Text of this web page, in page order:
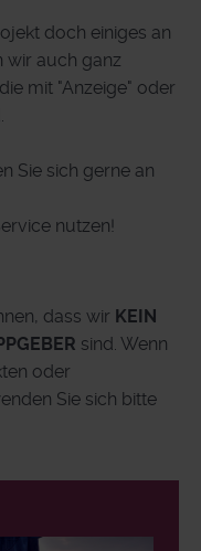
doch einiges an
auch ganz
mit "Anzeige" oder
Sie sich gerne an
nutzen!
dass wir KEIN
sind. Wenn
oder
Sie sich bitte